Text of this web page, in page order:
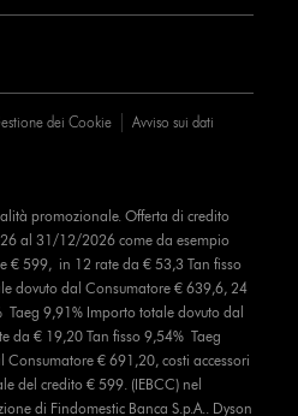
dei Cookie Avviso sui dati
promozionale. Offerta di credito
al 31/12/2026 come da esempio
€ 599, in 12 rate da € 53,3 Tan fisso
dovuto dal Consumatore € 639,6, 24
9,91% Importo totale dovuto dal
da € 19,20 Tan fisso 9,54% Taeg
€ 691,20, costi accessori
del credito € 599. (IEBCC) nel
di Findomestic Banca S.p.A.. Dyson